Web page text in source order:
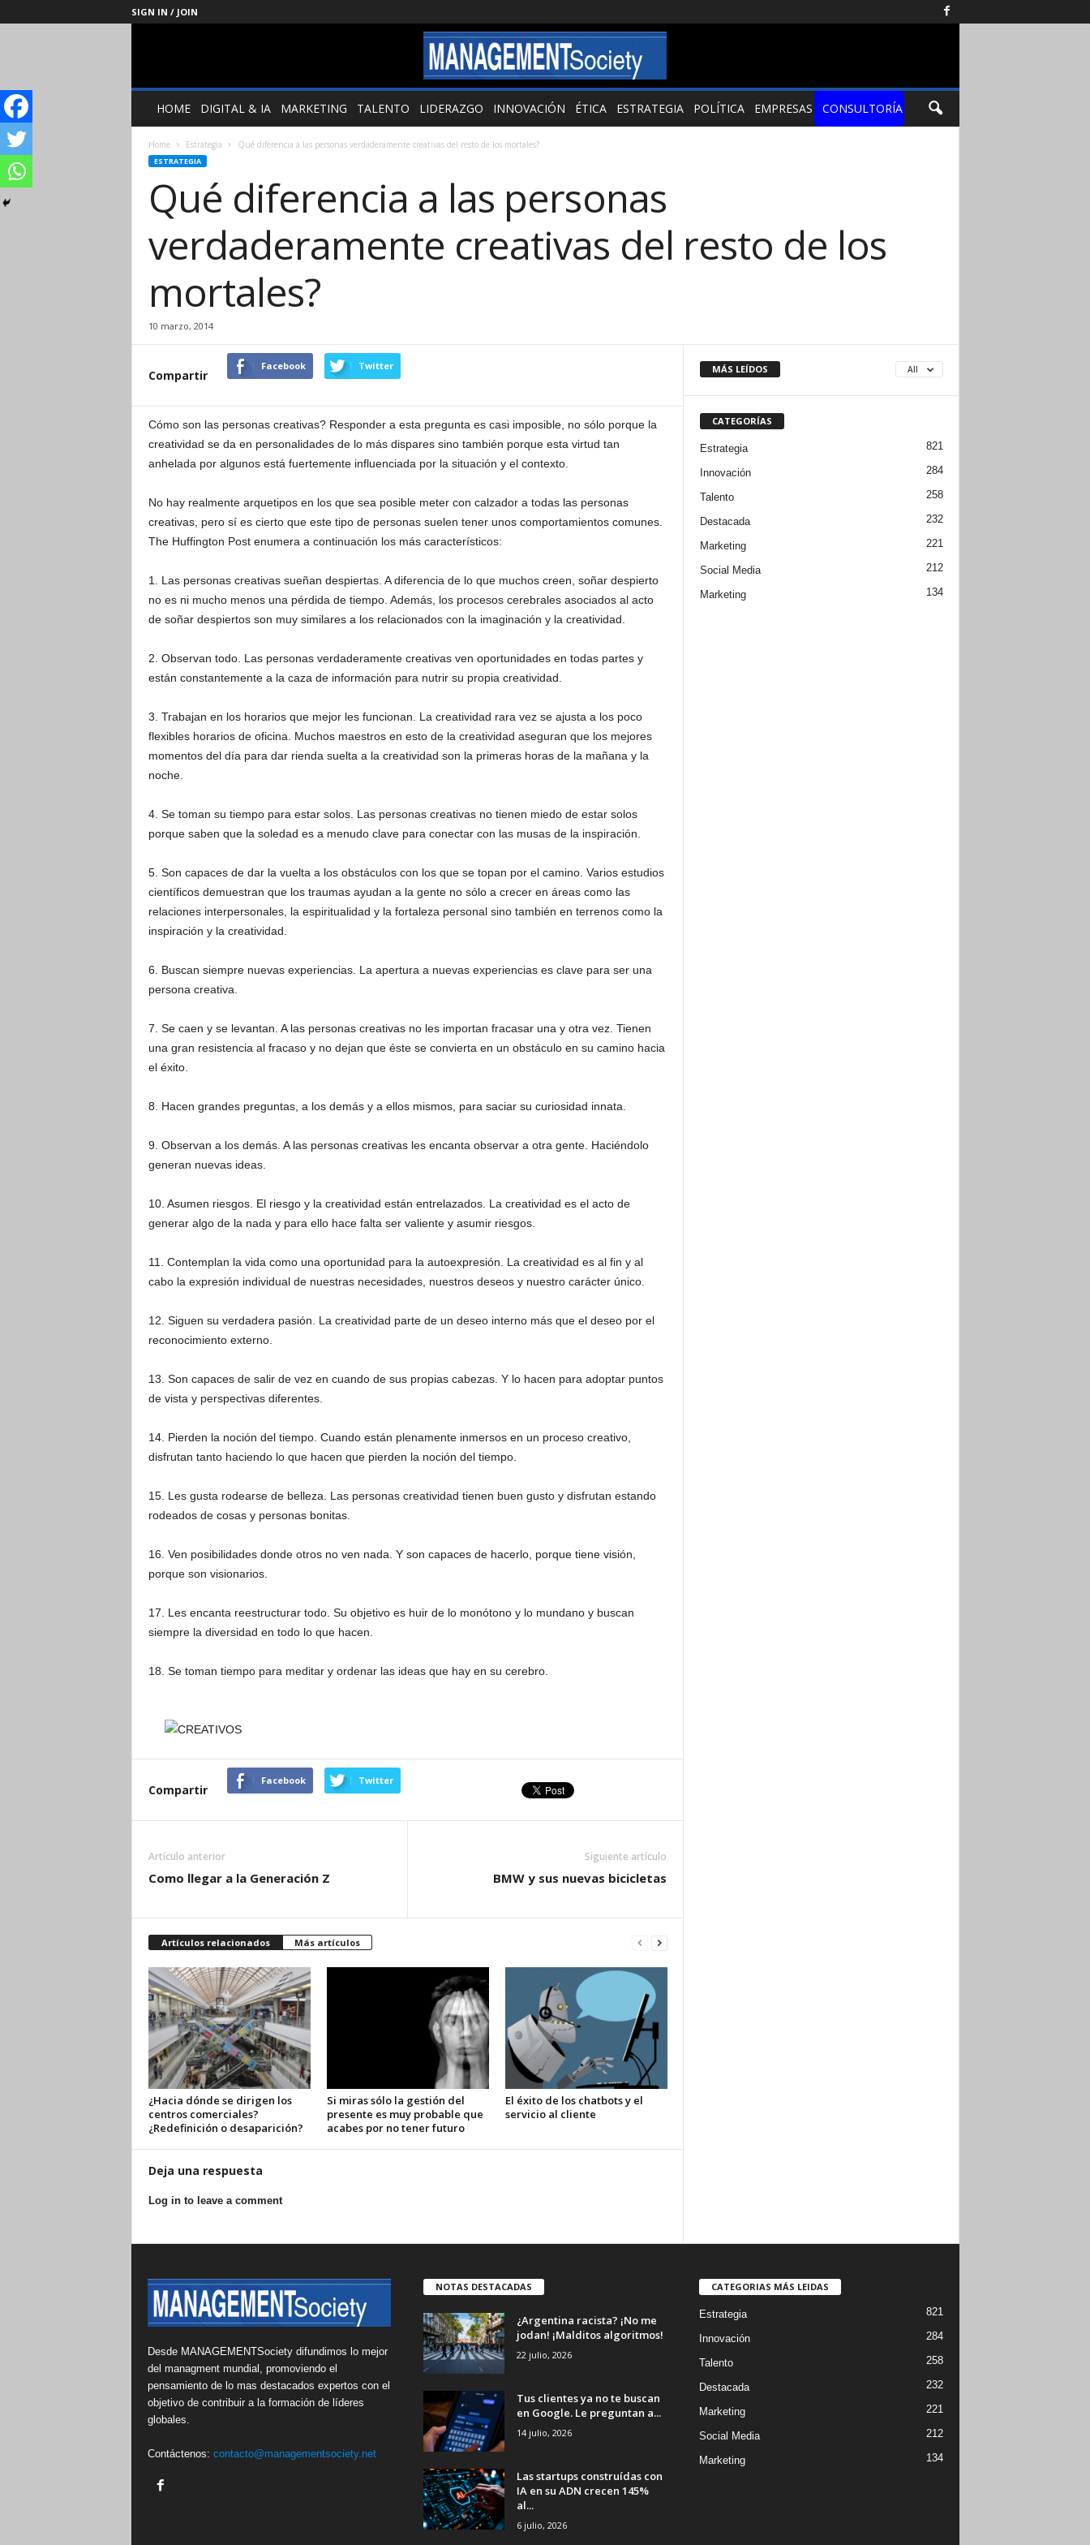
SIGN IN / JOIN
Management
SocietyHOME DIGITAL & IA MARKETING TALENTO LIDERAZGO INNOVACIÓN ÉTICA ESTRATEGIA POLÍTICA EMPRESAS CONSULTORÍA
Home Estrategia Qué diferencia a las personas verdaderamente creativas del resto de los mortales?
ESTRATEGIA
Qué diferencia a las personas
verdaderamente creativas del resto de los
mortales?
10 marzo, 2014
Compartir
Facebook Twitter
Cómo son las personas creativas? Responder a esta pregunta es casi imposible, no sólo porque la
creatividad se da en personalidades de lo más dispares sino también porque esta virtud tan
anhelada por algunos está fuertemente influenciada por la situación y el contexto.
No hay realmente arquetipos en los que sea posible meter con calzador a todas las personas
creativas, pero sí es cierto que este tipo de personas suelen tener unos comportamientos comunes.
The Huffington Post enumera a continuación los más característicos:
1. Las personas creativas sueñan despiertas. A diferencia de lo que muchos creen, soñar despierto
no es ni mucho menos una pérdida de tiempo. Además, los procesos cerebrales asociados al acto
de soñar despiertos son muy similares a los relacionados con la imaginación y la creatividad.
2. Observan todo. Las personas verdaderamente creativas ven oportunidades en todas partes y
están constantemente a la caza de información para nutrir su propia creatividad.
3. Trabajan en los horarios que mejor les funcionan. La creatividad rara vez se ajusta a los poco
flexibles horarios de oficina. Muchos maestros en esto de la creatividad aseguran que los mejores
momentos del día para dar rienda suelta a la creatividad son la primeras horas de la mañana y la
noche.
4. Se toman su tiempo para estar solos. Las personas creativas no tienen miedo de estar solos
porque saben que la soledad es a menudo clave para conectar con las musas de la inspiración.
5. Son capaces de dar la vuelta a los obstáculos con los que se topan por el camino. Varios estudios
científicos demuestran que los traumas ayudan a la gente no sólo a crecer en áreas como las
relaciones interpersonales, la espiritualidad y la fortaleza personal sino también en terrenos como la
inspiración y la creatividad.
6. Buscan siempre nuevas experiencias. La apertura a nuevas experiencias es clave para ser una
persona creativa.
7. Se caen y se levantan. A las personas creativas no les importan fracasar una y otra vez. Tienen
una gran resistencia al fracaso y no dejan que éste se convierta en un obstáculo en su camino hacia
el éxito.
8. Hacen grandes preguntas, a los demás y a ellos mismos, para saciar su curiosidad innata.
9. Observan a los demás. A las personas creativas les encanta observar a otra gente. Haciéndolo
generan nuevas ideas.
10. Asumen riesgos. El riesgo y la creatividad están entrelazados. La creatividad es el acto de
generar algo de la nada y para ello hace falta ser valiente y asumir riesgos.
11. Contemplan la vida como una oportunidad para la autoexpresión. La creatividad es al fin y al
cabo la expresión individual de nuestras necesidades, nuestros deseos y nuestro carácter único.
12. Siguen su verdadera pasión. La creatividad parte de un deseo interno más que el deseo por el
reconocimiento externo.
13. Son capaces de salir de vez en cuando de sus propias cabezas. Y lo hacen para adoptar puntos
de vista y perspectivas diferentes.
14. Pierden la noción del tiempo. Cuando están plenamente inmersos en un proceso creativo,
disfrutan tanto haciendo lo que hacen que pierden la noción del tiempo.
15. Les gusta rodearse de belleza. Las personas creatividad tienen buen gusto y disfrutan estando
rodeados de cosas y personas bonitas.
16. Ven posibilidades donde otros no ven nada. Y son capaces de hacerlo, porque tiene visión,
porque son visionarios.
17. Les encanta reestructurar todo. Su objetivo es huir de lo monótono y lo mundano y buscan
siempre la diversidad en todo lo que hacen.
18. Se toman tiempo para meditar y ordenar las ideas que hay en su cerebro.
Compartir
Facebook Twitter
Artículo anterior
Como llegar a la Generación Z
Siguiente artículo
BMW y sus nuevas bicicletas
Artículos relacionados Más artículos
¿Hacia dónde se dirigen los
centros comerciales?
¿Redefinición o desaparición?
Si miras sólo la gestión del
presente es muy probable que
acabes por no tener futuro
El éxito de los chatbots y el
servicio al cliente
Deja una respuesta
Log in to leave a comment
MÁS LEÍDOS All
CATEGORÍAS
Estrategia 821
Innovación 284
Talento 258
Destacada 232
Marketing 221
Social Media 212
Marketing 134
Desde MANAGEMENTSociety difundimos lo mejor
del managment mundial, promoviendo el
pensamiento de lo mas destacados expertos con el
objetivo de contribuir a la formación de líderes
globales.
Contáctenos: contacto@managementsociety.net
NOTAS DESTACADAS
¿Argentina racista? ¡No me
jodan! ¡Malditos algoritmos!
22 julio, 2026
Tus clientes ya no te buscan
en Google. Le preguntan a...
14 julio, 2026
Las startups construídas con
IA en su ADN crecen 145%
al...
6 julio, 2026
CATEGORIAS MÁS LEIDAS
Estrategia 821
Innovación 284
Talento 258
Destacada 232
Marketing 221
Social Media 212
Marketing 134